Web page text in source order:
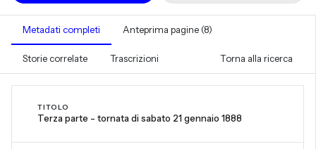
Metadati completi Anteprima pagine (8)
Storie correlate Trascrizioni Torna alla ricerca
TITOLO
Terza parte - tornata di sabato 21 gennaio 1888